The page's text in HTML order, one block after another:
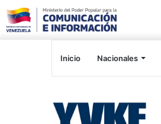
Inicio Nacionales